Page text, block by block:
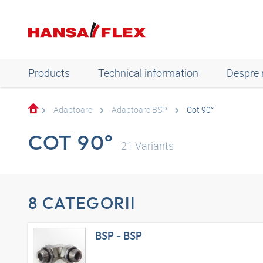
Products Technical information Despre
Adaptoare Adaptoare BSP Cot 90°
COT 90° 21 Variants
8 CATEGORII
BSP - BSP